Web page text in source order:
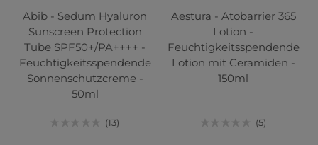
Abib - Sedum Hyaluron
Sunscreen Protection
Tube SPF50+/PA++++ -
Feuchtigkeitsspendende
Sonnenschutzcreme -
50ml
13
Aestura - Atobarrier 365
Lotion -
Feuchtigkeitsspendende
Lotion mit Ceramiden -
150ml
5